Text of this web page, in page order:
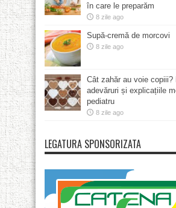
în care le preparăm
8 zile ago
Supă-cremă de morcovi
8 zile ago
Cât zahăr au voie copiii?
adevăruri și explicațiile
pediatru
8 zile ago
LEGATURA SPONSORIZATA